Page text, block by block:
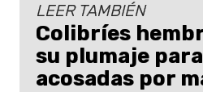
LEER TAMBIÉN
Colibríes
su plumaje
acosadas por